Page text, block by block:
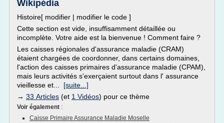
Wikipédia
Histoire[ modifier | modifier le code ]
Cette section est vide, insuffisamment détaillée ou
incomplète. Votre aide est la bienvenue ! Comment faire ?
Les caisses régionales d'assurance maladie (CRAM)
étaient chargées de coordonner, dans certains domaines,
l'action des caisses primaires d'assurance maladie (CPAM),
mais leurs activités s'exerçaient surtout dans l' assurance
vieillesse et... [suite...]
→ 33 Articles (et 1 Vidéos) pour ce thème
Voir également :
Caisse Primaire Assurance Maladie Moselle